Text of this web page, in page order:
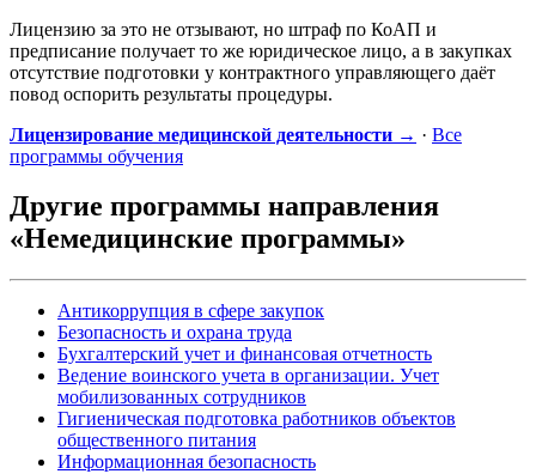
Лицензию за это не отзывают, но штраф по КоАП и
предписание получает то же юридическое лицо, а в закупках
отсутствие подготовки у контрактного управляющего даёт
повод оспорить результаты процедуры.
Лицензирование медицинской деятельности → · Все
программы обучения
Другие программы направления
«Немедицинские программы»
Антикоррупция в сфере закупок
Безопасность и охрана труда
Бухгалтерский учет и финансовая отчетность
Ведение воинского учета в организации. Учет
мобилизованных сотрудников
Гигиеническая подготовка работников объектов
общественного питания
Информационная безопасность